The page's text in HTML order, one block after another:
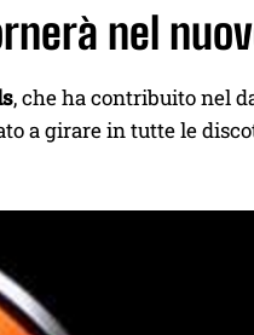
nel
, che ha contribuito nel
a girare in tutte le